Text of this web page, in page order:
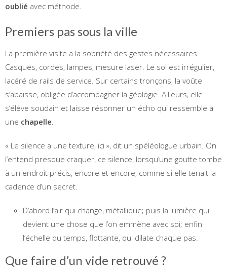
oublié avec méthode.
Premiers pas sous la ville
La première visite a la sobriété des gestes nécessaires.
Casques, cordes, lampes, mesure laser. Le sol est irrégulier,
lacéré de rails de service. Sur certains tronçons, la voûte
s’abaisse, obligée d’accompagner la géologie. Ailleurs, elle
s’élève soudain et laisse résonner un écho qui ressemble à
une chapelle
« Le silence a une texture, ici », dit un spéléologue urbain. On
l’entend presque craquer, ce silence, lorsqu’une goutte tombe
à un endroit précis, encore et encore, comme si elle tenait la
cadence d’un secret.
D’abord l’air qui change, métallique; puis la lumière qui
devient une chose que l’on emmène avec soi; enfin
l’échelle du temps, flottante, qui dilate chaque pas.
Que faire d’un vide retrouvé ?